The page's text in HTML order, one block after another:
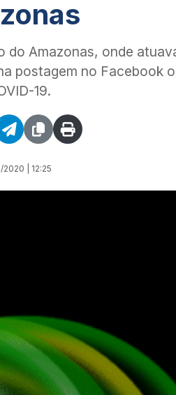
Amazonas, onde
postagem no Facebook
19.
2020 | 12:25